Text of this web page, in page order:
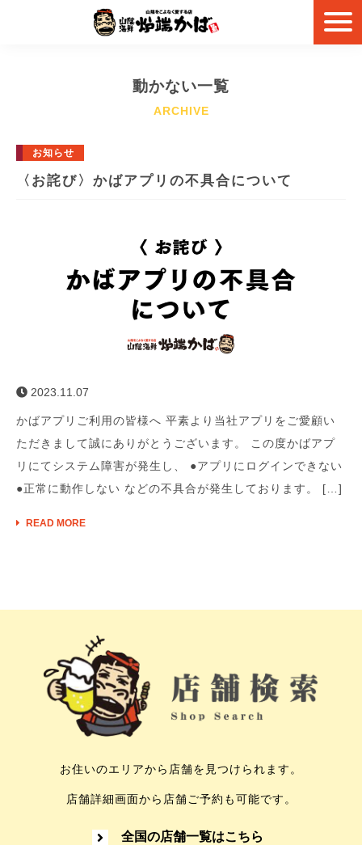
動かない一覧
お知らせ
〈お詫び〉かばアプリの不具合について
2023.11.07
かばアプリご利用の皆様へ 平素より当社アプリをご愛顧い
ただきまして誠にありがとうございます。 この度かばアプ
リにてシステム障害が発生し、 ●アプリにログインできない
●正常に動作しない などの不具合が発生しております。 […]
READ MORE
お住いのエリアから店舗を見つけられます。
店舗詳細画面から店舗ご予約も可能です。
全国の店舗一覧はこちら